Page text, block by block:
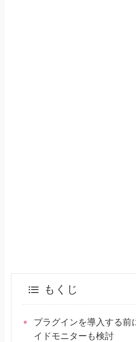
もくじ
プラグインを導入する
イドモニターも検討